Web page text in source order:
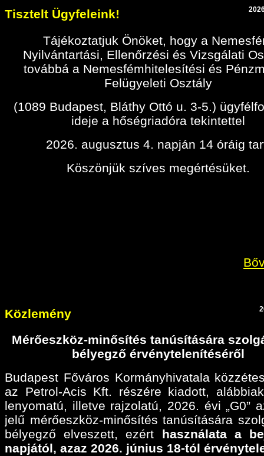
Tisztelt Ügyfeleink!
Tájékoztatjuk Önöket, hogy a
Nyilvántartási, Ellenőrzési és Vizsgálati
továbbá a Nemesfémhitelesítési és
Felügyeleti Osztály
(1089 Budapest, Bláthy Ottó u. 3-5.)
ideje a hőségriadóra tekintettel
2026. augusztus 4. napján 14 óráig
Köszönjük szíves megértésüket.
Közlemény
Mérőeszköz-minősítés tanúsítására
bélyegző érvénytelenítéséről
Budapest Főváros Kormányhivatala
az Petrol-Acis Kft. részére kiadott,
lenyomatú, illetve rajzolatú, 2026. évi „G0”
jelű mérőeszköz-minősítés tanúsítására
bélyegző elveszett, ezért használata a
napjától, azaz 2026. június 18-tól